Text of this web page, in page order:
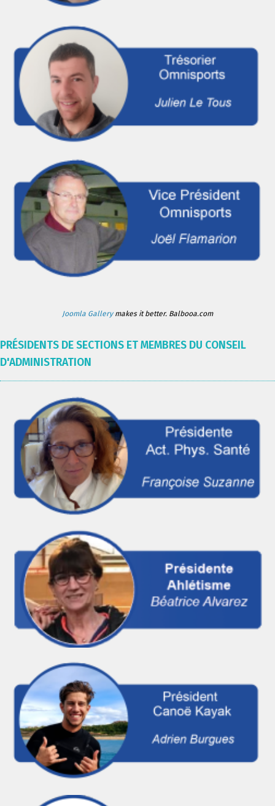
Joomla Gallerymakes it better. Balbooa.com
PRÉSIDENTS DE SECTIONS ET MEMBRES DU CONSEIL
D'ADMINISTRATION